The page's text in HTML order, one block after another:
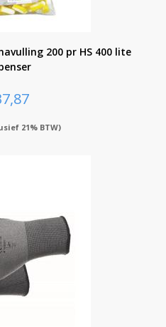
200 pr HS 400 lite
21% BTW)